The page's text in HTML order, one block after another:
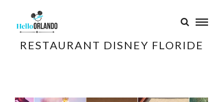
RESTAURANT DISNEY FLORIDE